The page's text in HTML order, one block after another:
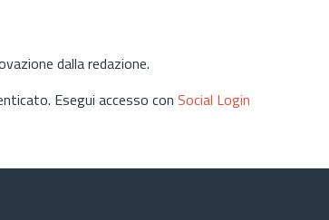
dalla redazione.
Esegui accesso con Social Login